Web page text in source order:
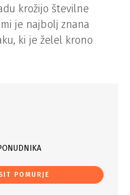
krožijo številne
je najbolj znana
ki je želel krono
POMURJE